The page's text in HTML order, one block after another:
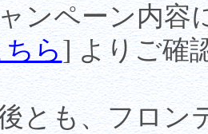
ンペーン内容
ちら] よりご確
とも、フロン